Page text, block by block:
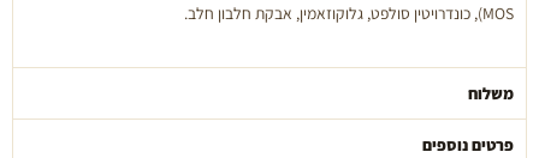
MOS), כונדרויטין סולפט, גלוקוזאמין, אבקת חלבון חלב.
משלוח
פרטים נוספים